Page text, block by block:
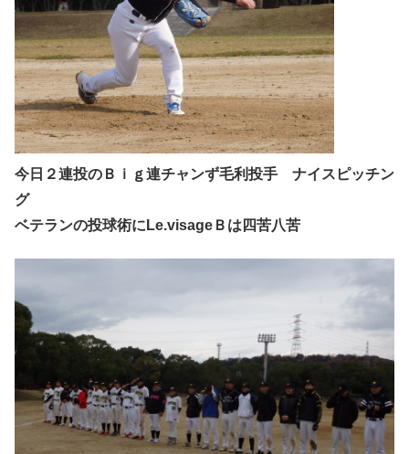
今日２連投のＢｉｇ連チャンず毛利投手 ナイスピッチン
グ
ベテランの投球術にLe.visageＢは四苦八苦